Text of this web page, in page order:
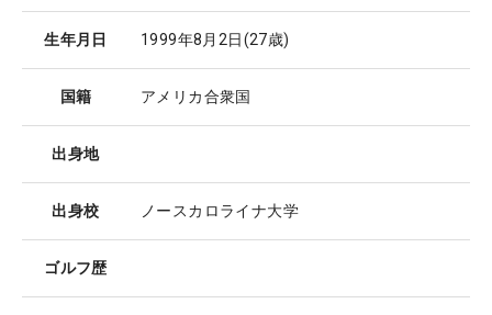
生年月日 1999年8月2日(27歳)
国籍 アメリカ合衆国
出身地
出身校 ノースカロライナ大学
ゴルフ歴